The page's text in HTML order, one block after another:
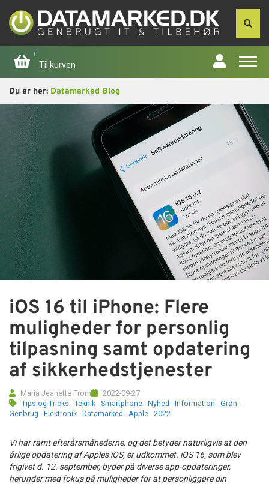
0
Til kurven
Apple
Computer
Skærme
Smartphone
Tablet
Tilbehør
Reparationer og RMA
Reservedele
B2B-Opkøb
>>BACK-2-SCHOOL<<
Du er her: Datamarked Blog
iOS 16 til iPhone: Flere
muligheder for personlig
tilpasning samt opdatering
af sikkerhedstjenester
Maria Jeanette From
2022-09-27
Tips og Tricks - Teknik - Smartphone - Nyhed - Information - Grøn -
Genbrug - Elektronik - Datamarked - Apple - 2022
Vi har ramt efterårsmånederne, og det betyder naturligvis at den
årlige opdatering af Apples iOS, er udkommet. iOS 16, som blev
frigivet d. 12. september, byder på diverse app-opdateringer,
herunder med fokus på muligheder for at personliggøre din